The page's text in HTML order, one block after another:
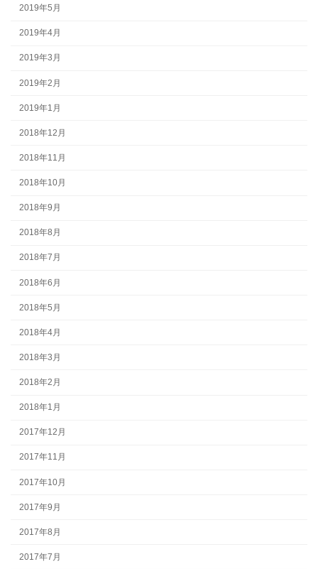
2019年5月
2019年4月
2019年3月
2019年2月
2019年1月
2018年12月
2018年11月
2018年10月
2018年9月
2018年8月
2018年7月
2018年6月
2018年5月
2018年4月
2018年3月
2018年2月
2018年1月
2017年12月
2017年11月
2017年10月
2017年9月
2017年8月
2017年7月